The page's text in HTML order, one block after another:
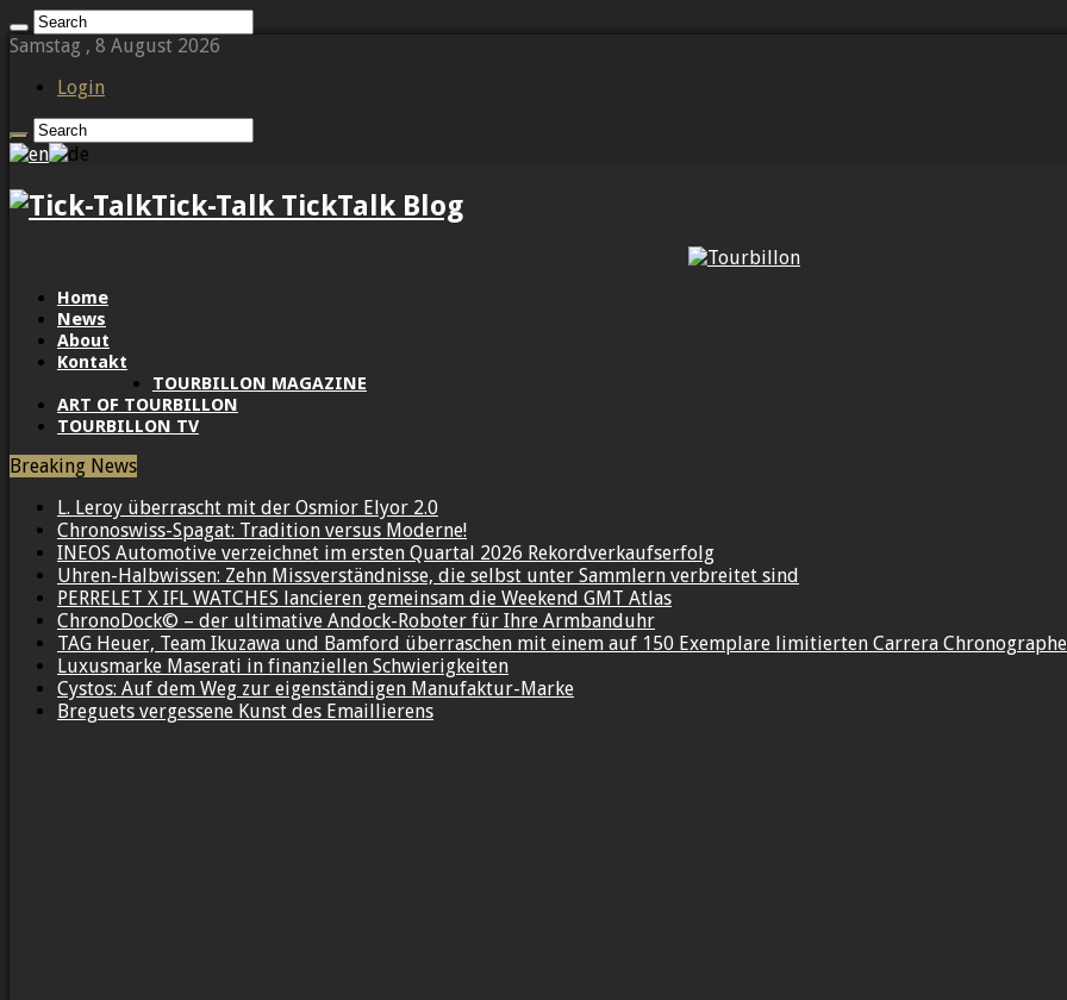
Samstag , 8 August 2026
Login
Tick-Talk TickTalk Blog
Home
News
About
Kontakt
TOURBILLON MAGAZINE
ART OF TOURBILLON
TOURBILLON TV
Breaking News
L. Leroy überrascht mit der Osmior Elyor 2.0
Chronoswiss-Spagat: Tradition versus Moderne!
INEOS Automotive verzeichnet im ersten Quartal 2026 Rekordverkaufserfolg
Uhren-Halbwissen: Zehn Missverständnisse, die selbst unter Sammlern verbreitet sind
PERRELET X IFL WATCHES lancieren gemeinsam die Weekend GMT Atlas
ChronoDock© – der ultimative Andock-Roboter für Ihre Armbanduhr
TAG Heuer, Team Ikuzawa und Bamford überraschen mit einem auf 150 Exemplare limitierten Carrera
Luxusmarke Maserati in finanziellen Schwierigkeiten
Cystos: Auf dem Weg zur eigenständigen Manufaktur-Marke
Breguets vergessene Kunst des Emaillierens